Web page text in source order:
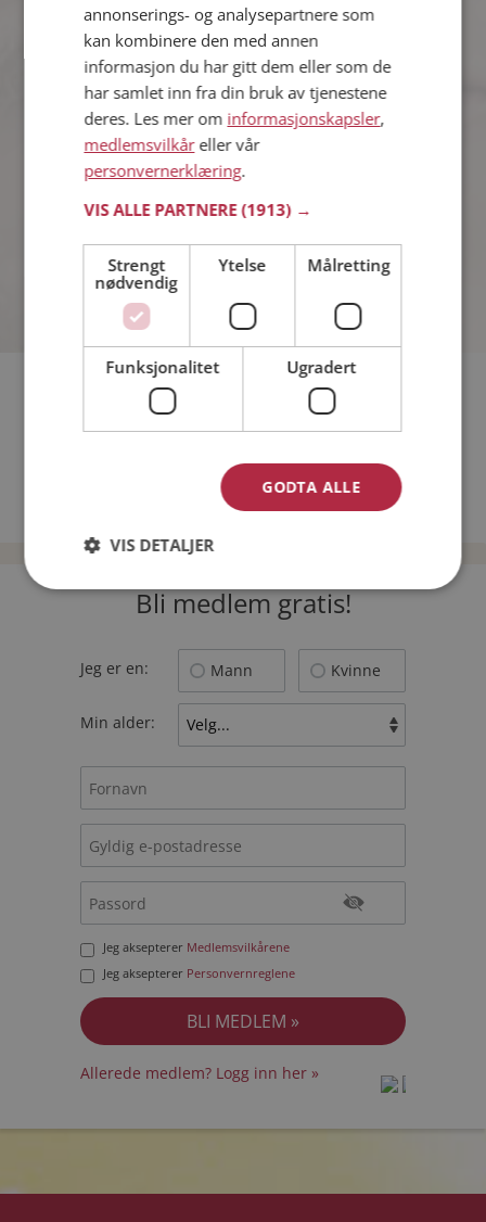
28%
Ja, det kribler i hele
kroppen
55%
Litt, men jeg håper det
17% Nei, ikke i det hele tatt
Hvilken dag er den beste ukedagen å gå på date på?
Hvilket norskt kjendispar er søtest?
Bli medlem gratis!
Jeg er en: Mann Kvinne
Min alder:
Jeg aksepterer Medlemsvilkårene
Jeg aksepterer Personvernreglene
Allerede medlem? Logg inn her »
annonserings- og analysepartnere som
kan kombinere den med annen
informasjon du har gitt dem eller som de
har samlet inn fra din bruk av tjenestene
deres. Les mer om informasjonskapsler,
medlemsvilkåreller vår
personvernerklæring.
VIS ALLE PARTNERE(1913) →
Strengt
nødvendig
Ytelse Målretting
Funksjonalitet Ugradert
GODTA ALLE
VIS DETALJER